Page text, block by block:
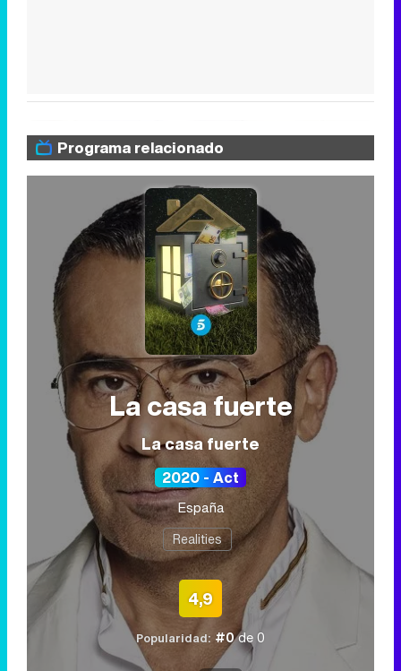
Programa relacionado
La casa fuerte
La casa fuerte
2020 - Act
España
Realities
4,9
Popularidad: #0de 0